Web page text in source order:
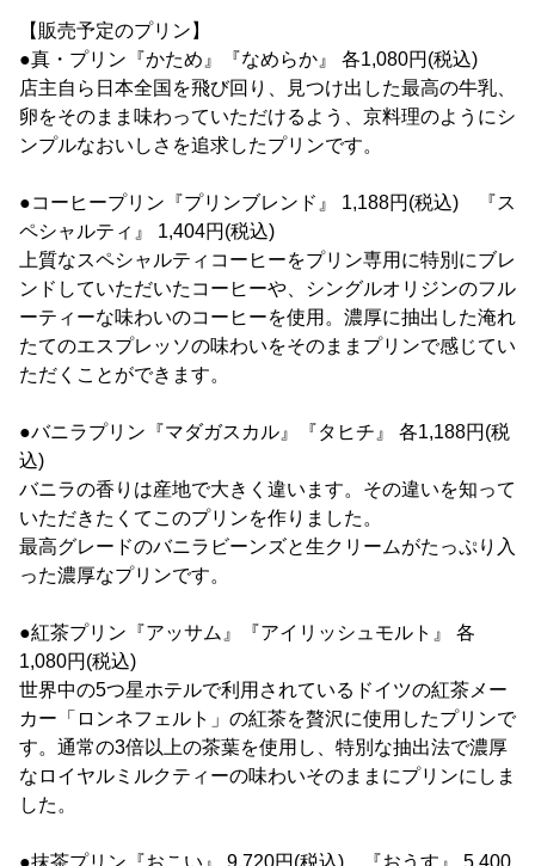
【販売予定のプリン】
●真・プリン『かため』『なめらか』 各1,080円(税込)
店主自ら日本全国を飛び回り、見つけ出した最高の牛乳、
卵をそのまま味わっていただけるよう、京料理のようにシ
ンプルなおいしさを追求したプリンです。
●コーヒープリン『プリンブレンド』 1,188円(税込) 『ス
ペシャルティ』 1,404円(税込)
上質なスペシャルティコーヒーをプリン専用に特別にブレ
ンドしていただいたコーヒーや、シングルオリジンのフル
ーティーな味わいのコーヒーを使用。濃厚に抽出した淹れ
たてのエスプレッソの味わいをそのままプリンで感じてい
ただくことができます。
●バニラプリン『マダガスカル』『タヒチ』 各1,188円(税
込)
バニラの香りは産地で大きく違います。その違いを知って
いただきたくてこのプリンを作りました。
最高グレードのバニラビーンズと生クリームがたっぷり入
った濃厚なプリンです。
●紅茶プリン『アッサム』『アイリッシュモルト』 各
1,080円(税込)
世界中の5つ星ホテルで利用されているドイツの紅茶メー
カー「ロンネフェルト」の紅茶を贅沢に使用したプリンで
す。通常の3倍以上の茶葉を使用し、特別な抽出法で濃厚
なロイヤルミルクティーの味わいそのままにプリンにしま
した。
●抹茶プリン『おこい』 9,720円(税込) 『おうす』 5,400